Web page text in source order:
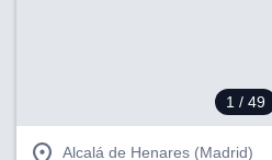
1 / 49
Alcalá de Henares (Madrid)